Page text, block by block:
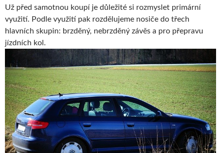
Už před samotnou koupí je důležité si rozmyslet primární
využití. Podle využití pak rozdělujeme nosiče do třech
hlavních skupin: brzděný, nebrzděný závěs a pro přepravu
jízdních kol.